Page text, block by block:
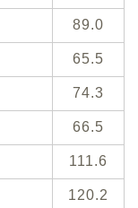
89.0
65.5
74.3
66.5
111.6
120.2